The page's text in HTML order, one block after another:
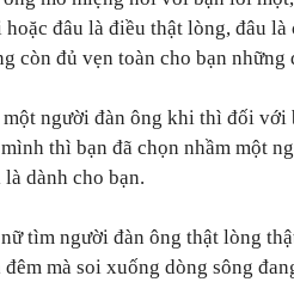
hoặc đâu là điều thật lòng, đâu
còn đủ vẹn toàn cho bạn những
một người đàn ông khi thì đối
thì bạn đã chọn nhầm một
là dành cho bạn.
tìm người đàn ông thật lòng
đêm mà soi xuống dòng sông